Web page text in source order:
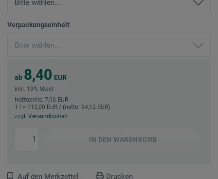
Verpackungseinheit
ab 8,40 EUR
inkl. 19% Mwst
Nettopreis: 7,06 EUR
1 l = 112,00 EUR / (netto: 94,12 EUR)
zzgl. Versandkosten
IN DEN WARENKORB
Auf den Merkzettel Drucken